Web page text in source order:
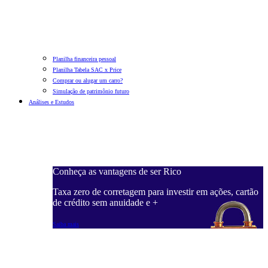
Planilha financeira pessoal
Planilha Tabela SAC x Price
Comprar ou alugar um carro?
Simulação de patrimônio futuro
Análises e Estudos
Conheça as vantagens de ser Rico
Taxa zero de corretagem para investir em ações, cartão
de crédito sem anuidade e +
Saiba mais